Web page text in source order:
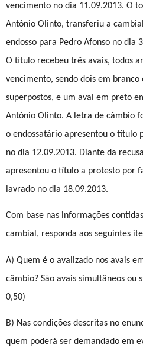
vencimento no dia 11.09.2013. O
Antônio Olinto, transferiu a
endosso para Pedro Afonso no dia
O título recebeu três avais, todos
vencimento, sendo dois em branco
superpostos, e um aval em preto
Antônio Olinto. A letra de câmbio
o endossatário apresentou o título
no dia 12.09.2013. Diante da
apresentou o título a protesto por
lavrado no dia 18.09.2013.
Com base nas informações
cambial, responda aos seguintes
A) Quem é o avalizado nos avais
câmbio? São avais simultâneos ou
0,50)
B) Nas condições descritas no
quem poderá ser demandado em